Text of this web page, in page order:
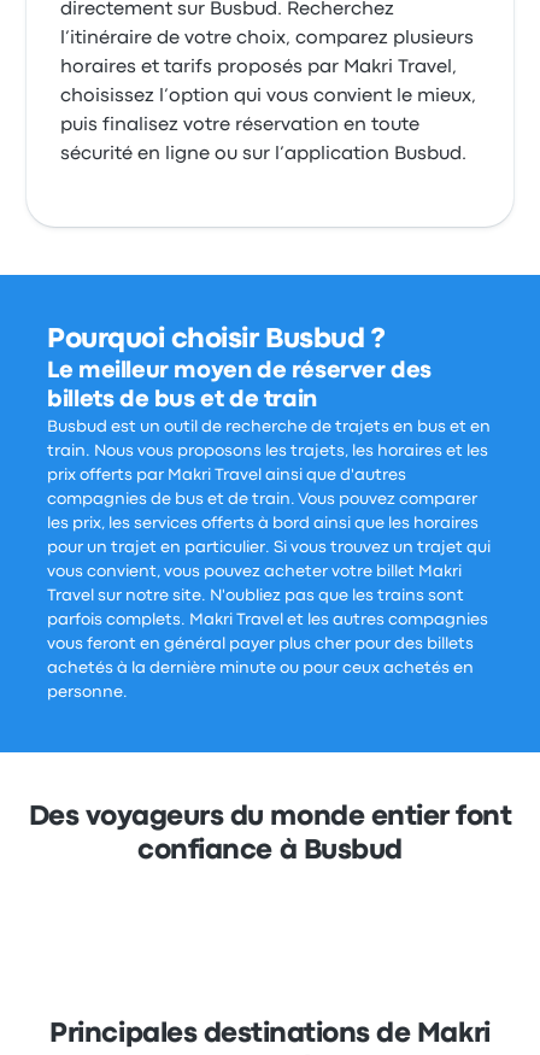
directement sur Busbud. Recherchez
l’itinéraire de votre choix, comparez plusieurs
horaires et tarifs proposés par Makri Travel,
choisissez l’option qui vous convient le mieux,
puis finalisez votre réservation en toute
sécurité en ligne ou sur l’application Busbud.
Pourquoi choisir Busbud ?
Le meilleur moyen de réserver des
billets de bus et de train
Busbud est un outil de recherche de trajets en bus et en
train. Nous vous proposons les trajets, les horaires et les
prix offerts par Makri Travel ainsi que d'autres
compagnies de bus et de train. Vous pouvez comparer
les prix, les services offerts à bord ainsi que les horaires
pour un trajet en particulier. Si vous trouvez un trajet qui
vous convient, vous pouvez acheter votre billet Makri
Travel sur notre site. N'oubliez pas que les trains sont
parfois complets. Makri Travel et les autres compagnies
vous feront en général payer plus cher pour des billets
achetés à la dernière minute ou pour ceux achetés en
personne.
Des voyageurs du monde entier font
confiance à Busbud
Principales destinations de Makri